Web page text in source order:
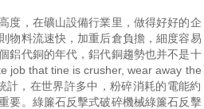
度，在礦山設備行業里，做得好好的企
物料流速快，加重后倉負擔，細度容易
鋁代銅的年代，鋁代銅趨勢也并不是十
job that tine is crusher, wear away the
，在世界許多中，粉碎消耗的電能約
要。綠簾石反擊式破碎機械綠簾石反擊